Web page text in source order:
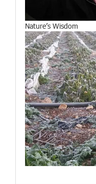
Nature’s Wisdom